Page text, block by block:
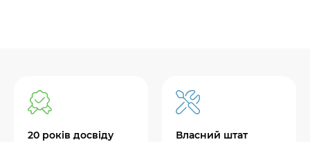
20 років досвіду
Власний штат